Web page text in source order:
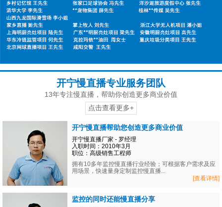
开宁慢直播专业服务团队
13年专注慢直播，帮助你创造更多商业价值
点击查看更多+
开宁慢直播帮助您创造更多商业价值
开宁慢直播厂家 - 罗经理
入职时间：2010年3月
职位：高级销售工程师
拥有10多年监控慢直播行业经验；可根据客户需求及应
用场景，快速量身定制监控慢直播...
[查看详情]
监控的同时还能慢直播分享